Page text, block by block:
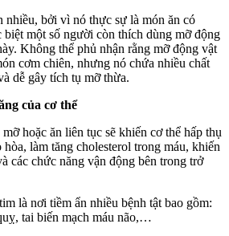
nhiều, bởi vì nó thực sự là món ăn có
biệt một số người còn thích dùng mỡ động
Không thể phủ nhận rằng mỡ động vật
cơm chiên, nhưng nó chứa nhiều chất
dễ gây tích tụ mỡ thừa.
của cơ thể
hoặc ăn liên tục sẽ khiến cơ thể hấp thụ
làm tăng cholesterol trong máu, khiến
các chức năng vận động bên trong trở
là nơi tiềm ẩn nhiều bệnh tật bao gồm:
tai biến mạch máu não,…